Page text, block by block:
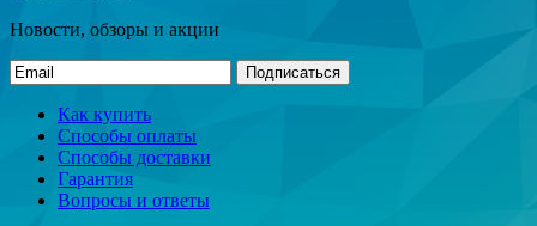
Новости, обзоры и акции
Подписаться
Как купить
Способы оплаты
Способы доставки
Гарантия
Вопросы и ответы